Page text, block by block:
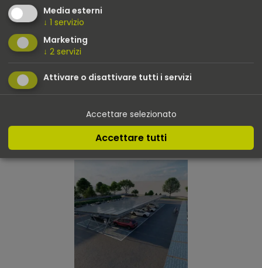
INFORMAZIONI DEL
SETTORE GREEN
Scopri di più
INFORMAZIONI SUL
Scopri di più
Media esterni
↓ 1 servizio
Marketing
↓ 2 servizi
Attivare o disattivare tutti i servizi
Accettare selezionato
Accettare tutti